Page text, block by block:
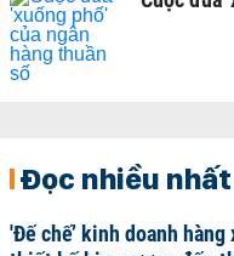
Đọc nhiều nhất
'Đế chế’ kinh doanh